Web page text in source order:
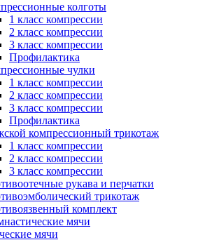
колготы
1 класс компрессии
2 класс компрессии
3 класс компрессии
Профилактика
чулки
1 класс компрессии
2 класс компрессии
3 класс компрессии
Профилактика
компрессионный трикотаж
1 класс компрессии
2 класс компрессии
3 класс компрессии
рукава и перчатки
трикотаж
комплект
мячи
мячи